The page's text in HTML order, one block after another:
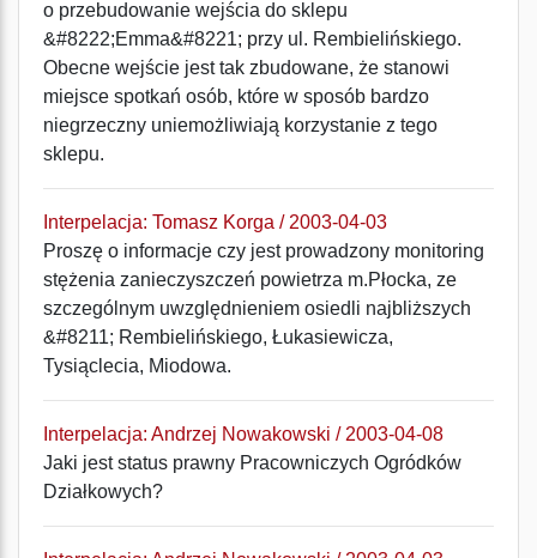
o przebudowanie wejścia do sklepu
&#8222;Emma&#8221; przy ul. Rembielińskiego.
Obecne wejście jest tak zbudowane, że stanowi
miejsce spotkań osób, które w sposób bardzo
niegrzeczny uniemożliwiają korzystanie z tego
sklepu.
Interpelacja: Tomasz Korga / 2003-04-03
Proszę o informacje czy jest prowadzony monitoring
stężenia zanieczyszczeń powietrza m.Płocka, ze
szczególnym uwzględnieniem osiedli najbliższych
&#8211; Rembielińskiego, Łukasiewicza,
Tysiąclecia, Miodowa.
Interpelacja: Andrzej Nowakowski / 2003-04-08
Jaki jest status prawny Pracowniczych Ogródków
Działkowych?